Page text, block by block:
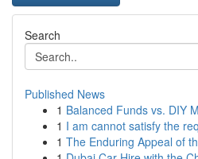
Search
Published News
1 Balanced Funds vs. DIY
1 I am cannot satisfy the
1 The Enduring Appeal of